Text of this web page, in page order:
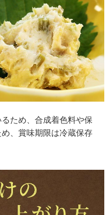
ため、合成着色料や保
、賞味期限は冷蔵保存